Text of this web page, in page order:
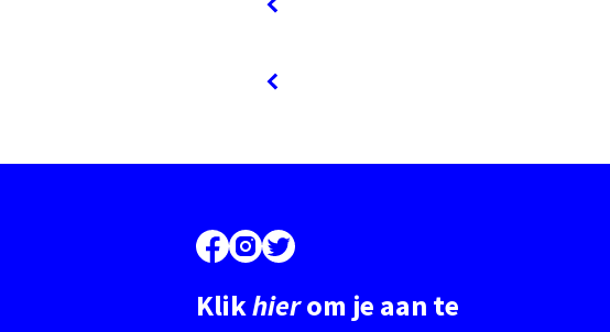
Klikhierom je aan te